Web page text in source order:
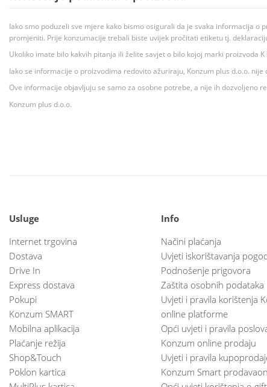
Iako smo poduzeli sve mjere kako bismo osigurali da je svaka informacija
promjeniti. Prije konzumacije trebali biste uvijek pročitati etiketu tj.
Ukoliko imate bilo kakvih pitanja ili želite savjet o bilo kojoj marki proizvoda
Iako se informacije o proizvodima redovito ažuriraju, Konzum plus d.o.o.
Ove informacije objavljuju se samo za osobne potrebe, a nije ih dozvoljeno
Konzum plus d.o.o.
Usluge
Internet trgovina
Dostava
Drive In
Express dostava
Pokupi
Konzum SMART
Mobilna aplikacija
Plaćanje režija
Shop&Touch
Poklon kartica
Info
Načini plaćanja
Uvjeti iskorištavanja
Podnošenje prigovora
Zaštita osobnih podataka
Uvjeti i pravila korištenja
online platforme
Opći uvjeti i pravila
Konzum online prodaju
Uvjeti i pravila
Konzum Smart